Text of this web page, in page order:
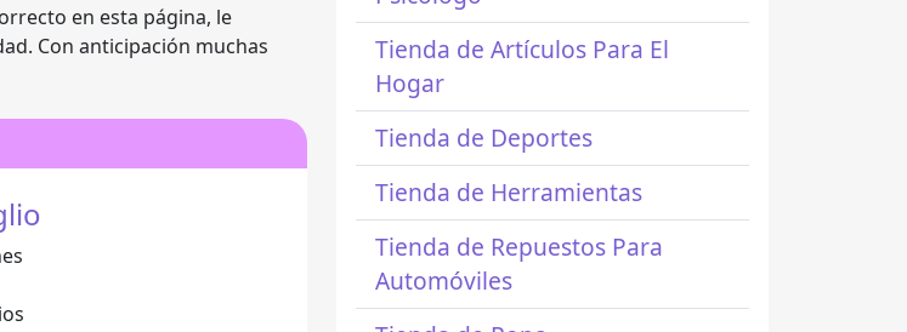
en esta página, le
Con anticipación muchas
Tienda de Artículos Para El
Hogar
Tienda de Deportes
Tienda de Herramientas
Tienda de Repuestos Para
Automóviles